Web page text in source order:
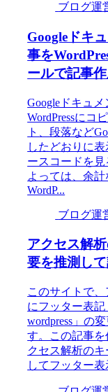
ブログ運
Googleドキ
事を
ールで記事
Googleドキュメ
WordPressにコ
ト、段落など
したどおりに
ースコードを
よっては、余
WordP...
ブログ運
アクセス解
要を推測し
このサイトで
にフッター表記
wordpress」の
す。この記事
クセス解析の
してフッター